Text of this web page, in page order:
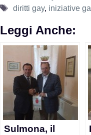
Tag
diritti gay, iniziative
Leggi Anche:
Sulmona, il